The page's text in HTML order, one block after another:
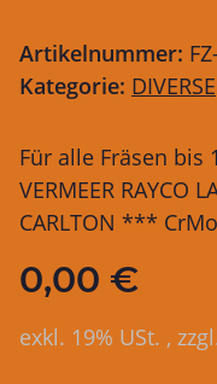
Artikelnummer:
Kategorie: DIVERSE
Für alle Fräsen bis
VERMEER RAYCO
CARLTON ***
0,00 €
exkl. 19% USt. ,